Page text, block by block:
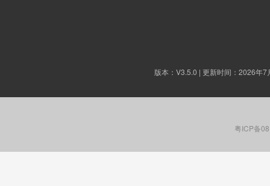
版本： V3.5.0 | 更新时间：2026年
粤ICP备